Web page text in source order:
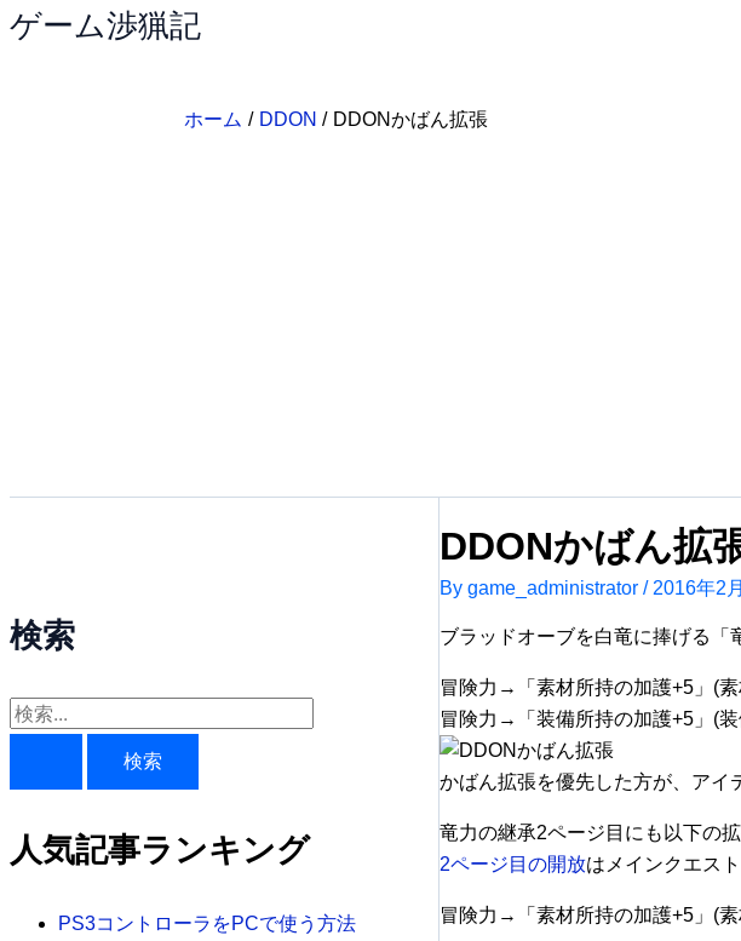
内
ゲーム渉猟記
ホーム DDON DDONかばん拡張
検索
検
対
象
:人気記事ランキング
PS3コントローラをPCで使う方法
DDONかばん拡
By game_administrator / 2016年2
ブラッドオーブを白竜に捧げる「
冒険力→「素材所持の加護+5」(
冒険力→「装備所持の加護+5」(
かばん拡張を優先した方が、アイ
竜力の継承2ページ目にも以下の拡
2ページ目の開放はメインクエス
冒険力→「素材所持の加護+5」(